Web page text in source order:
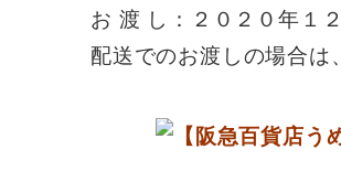
お 渡 し：２０２０年１
配送でのお渡しの場合は